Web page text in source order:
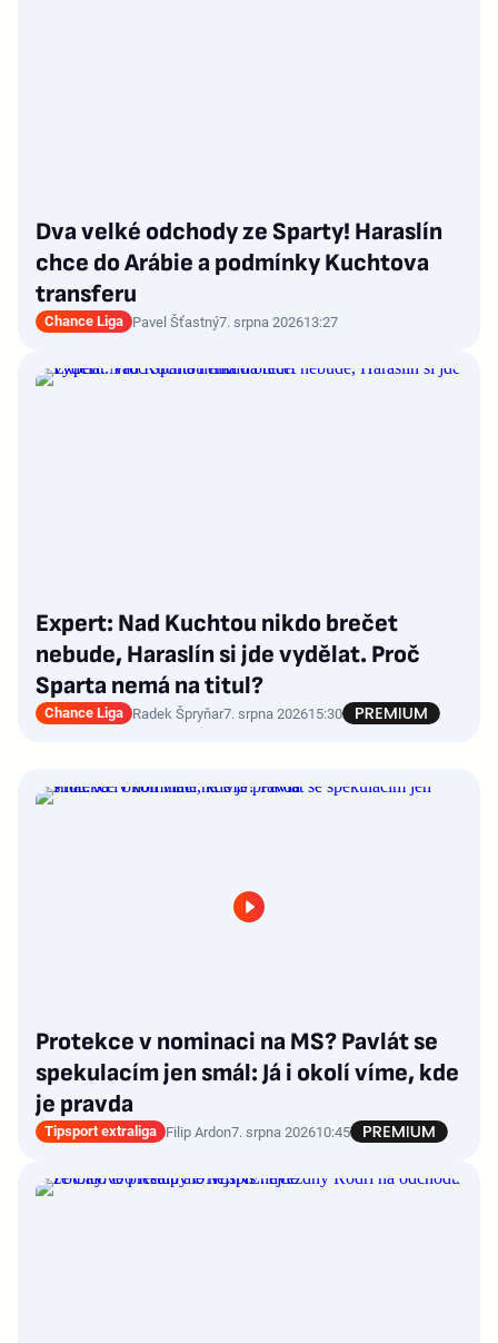
Dva velké odchody ze Sparty! Haraslín
chce do Arábie a podmínky Kuchtova
transferu
Chance Liga Pavel Šťastný7. srpna 202613:27
Expert: Nad Kuchtou nikdo brečet
nebude, Haraslín si jde vydělat. Proč
Sparta nemá na titul?
Chance Liga Radek Špryňar7. srpna 202615:30
Protekce v nominaci na MS? Pavlát se
spekulacím jen smál: Já i okolí víme, kde
je pravda
Tipsport extraliga Filip Ardon7. srpna 202610:45